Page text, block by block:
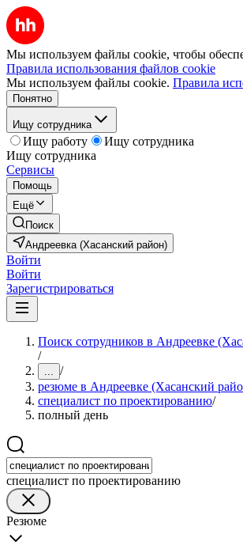
Мы используем файлы cookie, чтобы
Правила использования файлов cookie
Мы используем файлы cookie. Правила
Понятно
Ищу сотрудника
Ищу работу
Ищу сотрудника
Ищу сотрудника
Сервисы
Помощь
Ещё
Поиск
Андреевка (Хасанский район)
Войти
Войти
Зарегистрироваться
Поиск сотрудников в Андреевке
/
... /
резюме в Андреевке (Хасанский
специалист по проектированию/
полный день
специалист по проектированию
Резюме